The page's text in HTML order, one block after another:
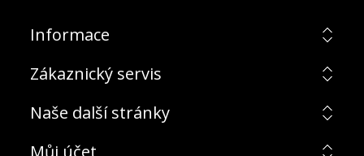
Informace
Zákaznický servis
Naše další stránky